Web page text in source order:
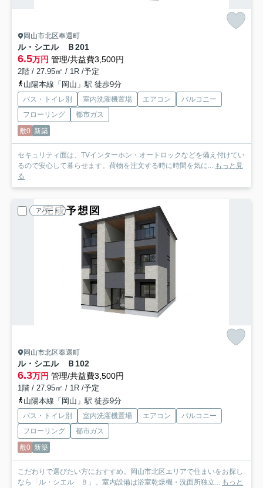
岡山市北区奉還町
ル・シエル Ｂ201
6.5万円 管理/共益費3,500円
2階 / 27.95㎡ / 1R /予定
山陽本線「岡山」駅 徒歩9分
バス・トイレ別 室内洗濯機置場 エアコン
バルコニー
フローリング
都市ガス
敷0 新築
セキュリティ面は、TVインターホン・オートロックなどを備え付けてい
るので安心して暮らせます。荷物を注文する時に時間を気に... もっと見
る
アパート
岡山市北区奉還町
ル・シエル Ｂ102
6.3万円 管理/共益費3,500円
1階 / 27.95㎡ / 1R /予定
山陽本線「岡山」駅 徒歩9分
バス・トイレ別 室内洗濯機置場 エアコン
バルコニー
フローリング
都市ガス
敷0 新築
こだわりで選びたい方におすすめ。岡山市北区エリアで住まいをお探し
なら「ル・シエル Ｂ」。室内設備は浴室乾燥機・洗面所独立... もっと